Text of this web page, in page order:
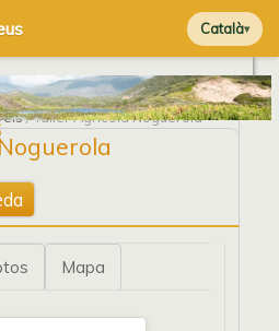
Català
/ Taller Agricola Noguerola
Mapa